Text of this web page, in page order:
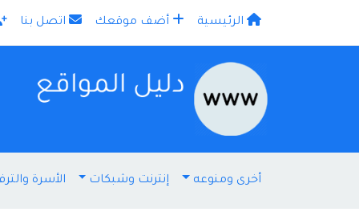
الرئيسية أضف موقعك اتصل بنا
أخرى ومنوعه إنترنت وشبكات الأسرة